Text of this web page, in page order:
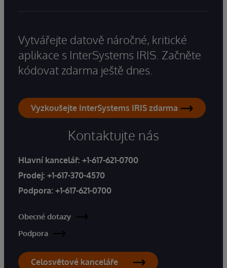
Vytvářejte datově náročné, kritické
aplikace s InterSystems IRIS. Začněte
kódovat zdarma ještě dnes.
Vyzkoušejte InterSystems IRIS zdarma
Kontaktujte nás
Hlavní kancelář: +1-617-621-0700
Prodej: +1-617-370-4570
Podpora: +1-617-621-0700
Obecné dotazy
Podpora
Celosvětové kanceláře